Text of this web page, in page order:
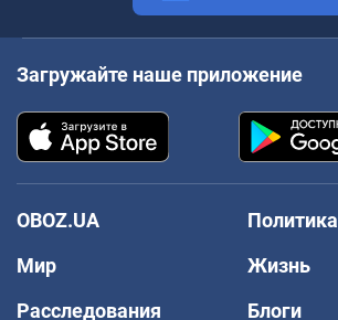
Загружайте наше приложение
OBOZ.UA
Политика
Мир
Жизнь
Расследования
Блоги